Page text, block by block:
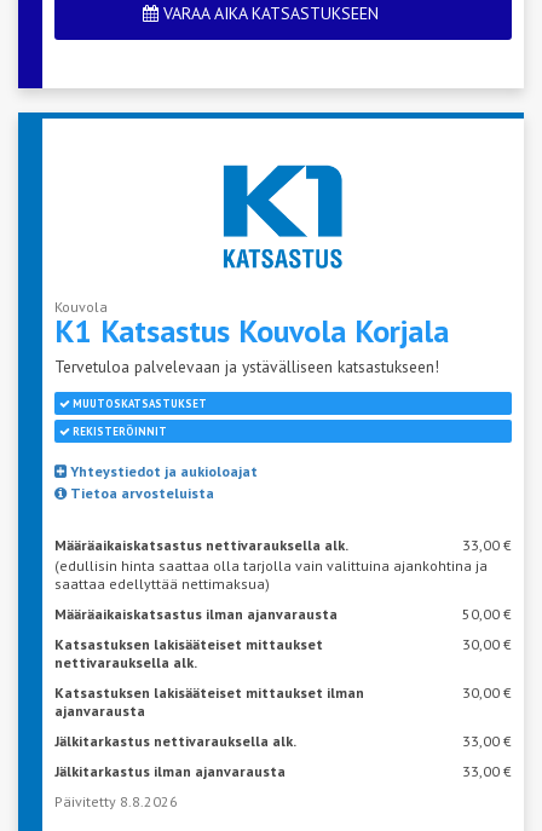
VARAA AIKA KATSASTUKSEEN
Kouvola
K1 Katsastus Kouvola Korjala
Tervetuloa palvelevaan ja ystävälliseen katsastukseen!
MUUTOSKATSASTUKSET
REKISTERÖINNIT
Yhteystiedot ja aukioloajat
Tietoa arvosteluista
Määräaikaiskatsastus nettivarauksella alk.
33,00 €
(edullisin hinta saattaa olla tarjolla vain valittuina ajankohtina ja
saattaa edellyttää nettimaksua)
Määräaikaiskatsastus ilman ajanvarausta
50,00 €
Katsastuksen lakisääteiset mittaukset
nettivarauksella alk.
30,00 €
Katsastuksen lakisääteiset mittaukset ilman
ajanvarausta
30,00 €
Jälkitarkastus nettivarauksella alk.
33,00 €
Jälkitarkastus ilman ajanvarausta
33,00 €
Päivitetty 8.8.2026